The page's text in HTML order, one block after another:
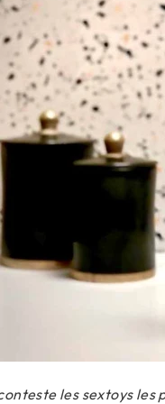
les sextoys